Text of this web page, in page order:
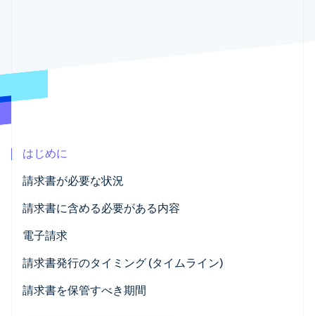
スタートアップの企業設立
Climate
Stripe が AI の経済インフラをどのように構築しているかを
こちらをご覧ください
はじめに
請求書が必要な状況
請求書に含める必要がある内容
電子請求
請求書発行のタイミング (タイムライン)
請求書を保管すべき期間